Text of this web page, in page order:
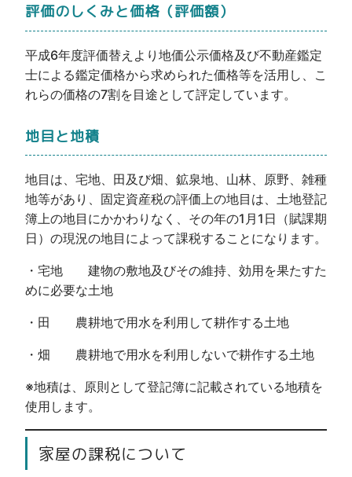
評価のしくみと価格（評価額）
平成6年度評価替えより地価公示価格及び不動産鑑定
士による鑑定価格から求められた価格等を活用し、こ
れらの価格の7割を目途として評定しています。
地目と地積
地目は、宅地、田及び畑、鉱泉地、山林、原野、雑種
地等があり、固定資産税の評価上の地目は、土地登記
簿上の地目にかかわりなく、その年の1月1日（賦課期
日）の現況の地目によって課税することになります。
・宅地 建物の敷地及びその維持、効用を果たすた
めに必要な土地
・田 農耕地で用水を利用して耕作する土地
・畑 農耕地で用水を利用しないで耕作する土地
※地積は、原則として登記簿に記載されている地積を
使用します。
家屋の課税について